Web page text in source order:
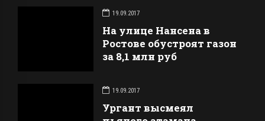
19.09.2017
На улице Нансена в
Ростове обустроят газон
за 8,1 млн руб
19.09.2017
Ургант высмеял